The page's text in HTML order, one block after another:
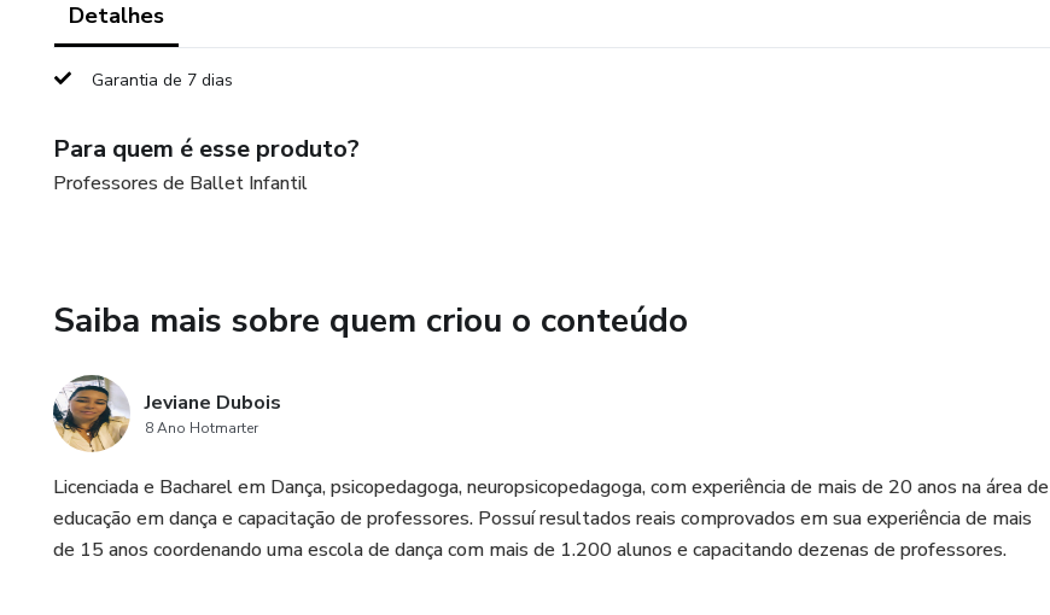
Detalhes
Garantia de 7 dias
Para quem é esse produto?
Professores de Ballet Infantil
Saiba mais sobre quem criou o conteúdo
Jeviane Dubois
8 Ano Hotmarter
Licenciada e Bacharel em Dança, psicopedagoga, neuropsicopedagoga, com experiência de mais de 20 anos na área de
educação em dança e capacitação de professores. Possuí resultados reais comprovados em sua experiência de mais
de 15 anos coordenando uma escola de dança com mais de 1.200 alunos e capacitando dezenas de professores.